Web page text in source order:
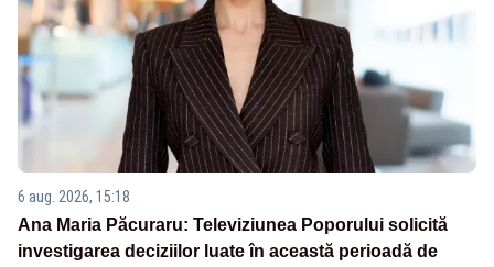
6 aug. 2026, 15:18
Ana Maria Păcuraru: Televiziunea Poporului solicită
investigarea deciziilor luate în această perioadă de